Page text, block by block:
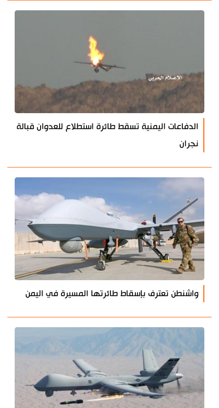
الدفاعات اليمنية تسقط طائرة استطلاع للعدوان قبالة
نجران
واشنطن تعترف بإسقاط طائرتها المسيرة في اليمن